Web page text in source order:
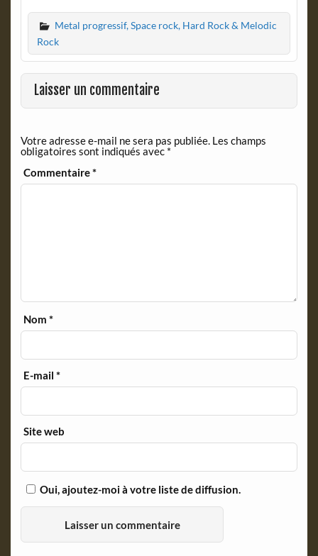
c
e
b
o
o
k
i
n
F
r
i
e
n
l
y
Metal progressif, Space rock, Hard Rock & Melodic
Rock
Laisser un commentaire
Votre adresse e-mail ne sera pas publiée. Les champs
obligatoires sont indiqués avec *
Commentaire*
Nom*
E-mail*
Site web
Oui, ajoutez-moi à votre liste de diffusion.